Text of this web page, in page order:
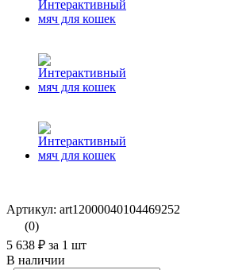
Артикул: art12000040104469252
(0)
5 638 ₽ за 1 шт
В наличии